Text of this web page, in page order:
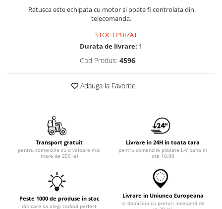
Ratusca este echipata cu motor si poate fi controlata din
telecomanda.
STOC EPUIZAT
Durata de livrare: 1
Cod Produs: 4596
Adauga la Favorite
Transport gratuit
pentru comenzile cu o valoare mai
mare de 250 lei
Livrare in 24H in toata tara
pentru comenzile plasate L-V pana in
ora 16:00
Peste 1000 de produse in stoc
din care sa alegi cadoul perfect
Livrare in Uniunea Europeana
la domiciliu cu preturi incepand de